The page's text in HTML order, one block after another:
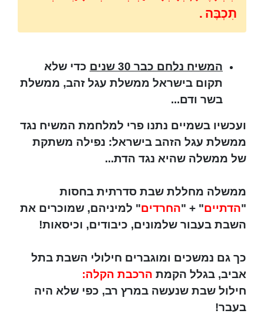
תִכְבֶּה .
המשיח נלחם כבר 30 שנים
כדי שלא
תקום בישראל ממשלת עגל זהב, ממשלת
בשר ודם...
ועכשיו בשמיים נתנו פרי למלחמת המשיח נגד
ממשלת עגל הזהב בישראל: נפילה משתקת
של ממשלה שהיא נגד הדת...
ממשלה מחללת שבת סדרתית בחסות
"הדתיים" + "החרדים" למיניהם, שמוכרים את
השבת בעבור שלמונים, כיבודים, וכיסאות!
כך גם נמשכים ומוגברים חילולי השבת בתל
אביב, בגלל הקמת הרכבת הקלה:
חילול שבת שנעשה במרץ רב, כפי שלא היה
בעבר!